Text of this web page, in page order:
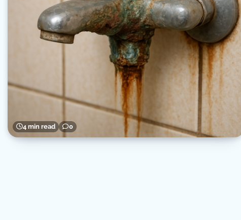
4 min read 0